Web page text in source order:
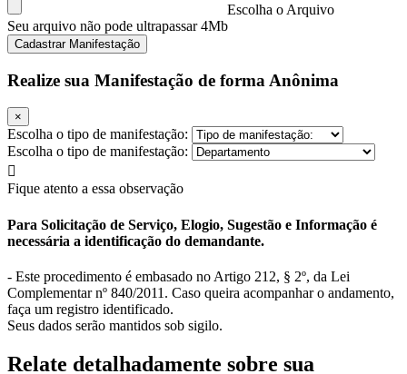
Escolha o Arquivo
Seu arquivo não pode ultrapassar 4Mb
Cadastrar Manifestação
Realize sua Manifestação de forma Anônima
×
Escolha o tipo de manifestação:
Escolha o tipo de manifestação:
Fique atento a essa observação
Para Solicitação de Serviço, Elogio, Sugestão e Informação é
necessária a identificação do demandante.
- Este procedimento é embasado no Artigo 212, § 2º, da Lei
Complementar nº 840/2011. Caso queira acompanhar o andamento,
faça um registro identificado.
Seus dados serão mantidos sob sigilo.
Relate detalhadamente sobre sua